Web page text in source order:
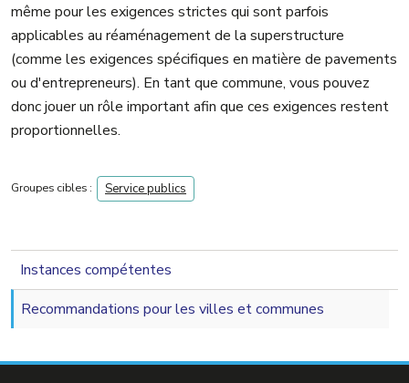
même pour les exigences strictes qui sont parfois
applicables au réaménagement de la superstructure
(comme les exigences spécifiques en matière de pavements
ou d'entrepreneurs). En tant que commune, vous pouvez
donc jouer un rôle important afin que ces exigences restent
proportionnelles.
Groupes cibles : Service publics
navigation 2nd level
Instances compétentes
Recommandations pour les villes et communes